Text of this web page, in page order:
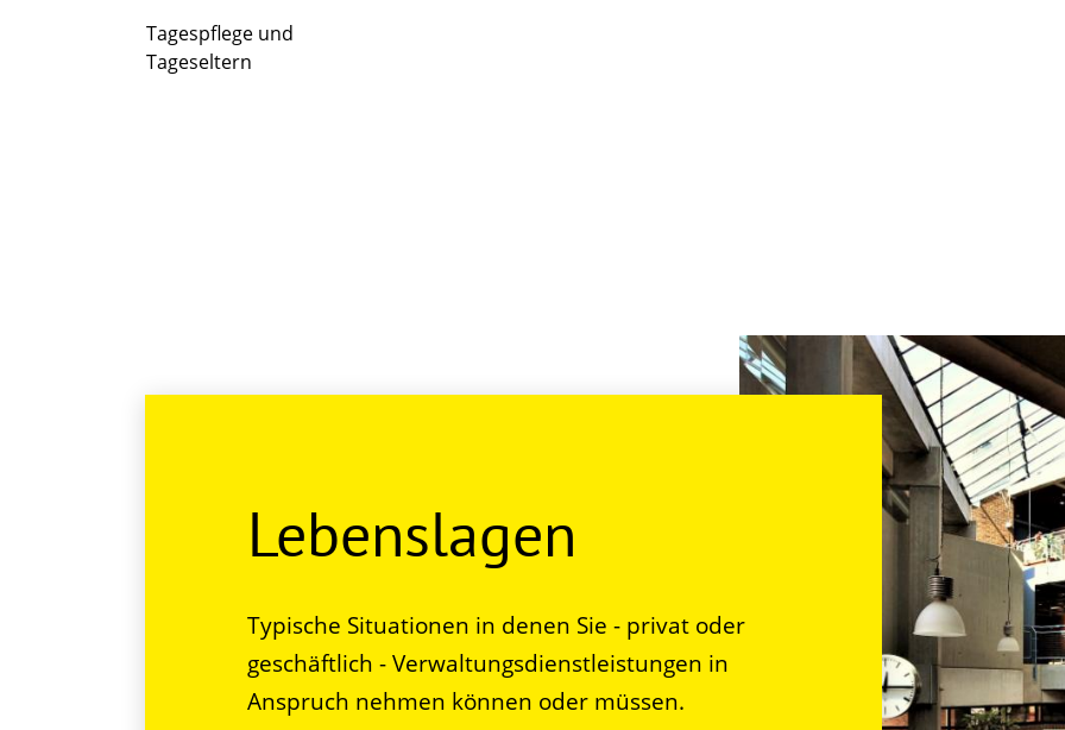
Tagespflege und
Tageseltern
Lebenslagen
Typische Situationen in denen Sie - privat oder
geschäftlich - Verwaltungsdienstleistungen in
Anspruch nehmen können oder müssen.